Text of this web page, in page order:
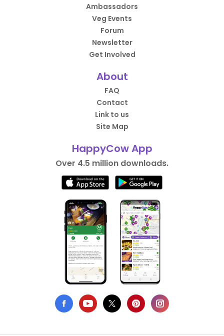
Ambassadors
Veg Events
Forum
Newsletter
Get Involved
About
FAQ
Contact
Link to us
Site Map
HappyCow App
Over 4.5 million downloads.